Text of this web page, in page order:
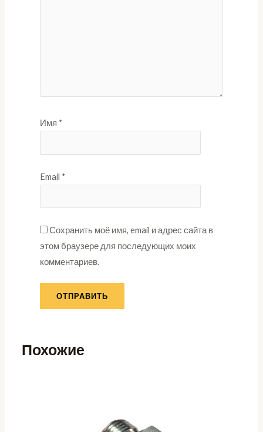
Имя *
Email *
Сохранить моё имя, email и адрес сайта в
этом браузере для последующих моих
комментариев.
Похожие